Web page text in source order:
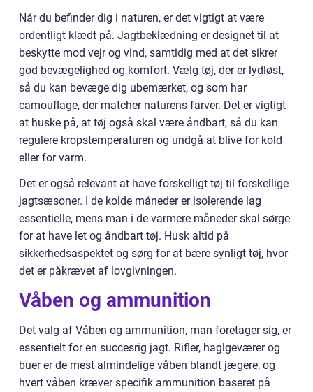
Når du befinder dig i naturen, er det vigtigt at være
ordentligt klædt på. Jagtbeklædning er designet til at
beskytte mod vejr og vind, samtidig med at det sikrer
god bevægelighed og komfort. Vælg tøj, der er lydløst,
så du kan bevæge dig ubemærket, og som har
camouflage, der matcher naturens farver. Det er vigtigt
at huske på, at tøj også skal være åndbart, så du kan
regulere kropstemperaturen og undgå at blive for kold
eller for varm.
Det er også relevant at have forskelligt tøj til forskellige
jagtsæsoner. I de kolde måneder er isolerende lag
essentielle, mens man i de varmere måneder skal sørge
for at have let og åndbart tøj. Husk altid på
sikkerhedsaspektet og sørg for at bære synligt tøj, hvor
det er påkrævet af lovgivningen.
Våben og ammunition
Det valg af Våben og ammunition, man foretager sig, er
essentielt for en succesrig jagt. Rifler, haglgeværer og
buer er de mest almindelige våben blandt jægere, og
hvert våben kræver specifik ammunition baseret på